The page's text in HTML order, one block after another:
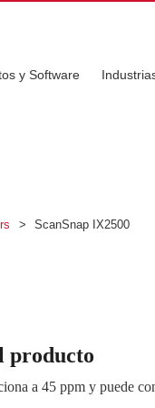
y Software
> ScanSnap IX2500
producto
a 45 ppm y puede